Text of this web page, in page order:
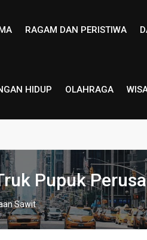
RAGAM DAN PERISTIWA
HIDUP OLAHRAGA
Pupuk
Sawit